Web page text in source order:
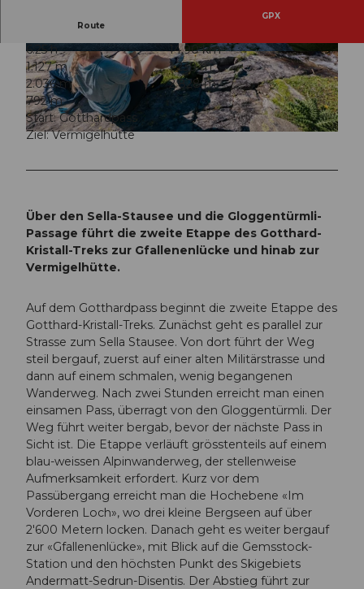
© Gian Ragettli, Ferienregion Andermatt
© Gian Ragettli, Ferienregion Andermatt © Gian Ragettli, Ferienregion Andermatt
Route
GPX
6:25 h
14,90 km
1.127 m
1.239 m
2.036 m
2.828 m
792 m
Start: Gotthardpass
Ziel: Vermigelhütte
Über den Sella-Stausee und die Gloggentürmli-
Passage führt die zweite Etappe des Gotthard-
Kristall-Treks zur Gfallenenlücke und hinab zur
Vermigelhütte.
Auf dem Gotthardpass beginnt die zweite Etappe des
Gotthard-Kristall-Treks. Zunächst geht es parallel zur
Strasse zum Sella Stausee. Von dort führt der Weg
steil bergauf, zuerst auf einer alten Militärstrasse und
dann auf einem schmalen, wenig begangenen
Wanderweg. Nach zwei Stunden erreicht man einen
einsamen Pass, überragt von den Gloggentürmli. Der
Weg führt weiter bergab, bevor der nächste Pass in
Sicht ist. Die Etappe verläuft grösstenteils auf einem
blau-weissen Alpinwanderweg, der stellenweise
Aufmerksamkeit erfordert. Kurz vor dem
Passübergang erreicht man die Hochebene «Im
Vorderen Loch», wo drei kleine Bergseen auf über
2'600 Metern locken. Danach geht es weiter bergauf
zur «Gfallenenlücke», mit Blick auf die Gemsstock-
Station und den höchsten Punkt des Skigebiets
Andermatt-Sedrun-Disentis. Der Abstieg führt zur